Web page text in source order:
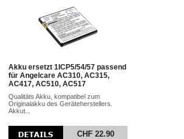
Akku ersetzt 1ICP5/54/57 passend
für Angelcare AC310, AC315,
AC417, AC510, AC517
Qualitäts Akku, kompatibel zum
Originalakku des Geräteherstellers.
Akkut...
CHF 22.90